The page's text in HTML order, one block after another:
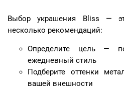
Выбор украшения Bliss —
несколько рекомендаций:
Определите цель —
ежедневный стиль
Подберите оттенки
вашей внешности